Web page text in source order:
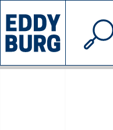
INIZIATIVE
©